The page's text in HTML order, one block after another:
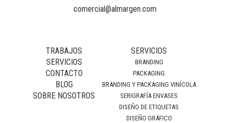
comercial@almargen.com
TRABAJOS
SERVICIOS
CONTACTO
BLOG
SOBRE NOSOTROS
SERVICIOS
BRANDING
PACKAGING
BRANDING Y PACKAGING VINÍCOLA
SERIGRAFÍA ENVASES
DISEÑO DE ETIQUETAS
DISEÑO GRÁFICO